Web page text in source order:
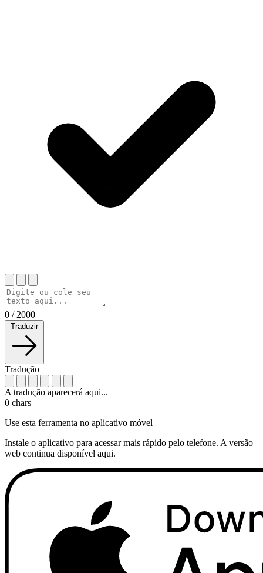
0 / 2000
Traduzir
Tradução
A tradução aparecerá aqui...
0 chars
Use esta ferramenta no aplicativo móvel
Instale o aplicativo para acessar mais rápido pelo telefone. A versão
web continua disponível aqui.